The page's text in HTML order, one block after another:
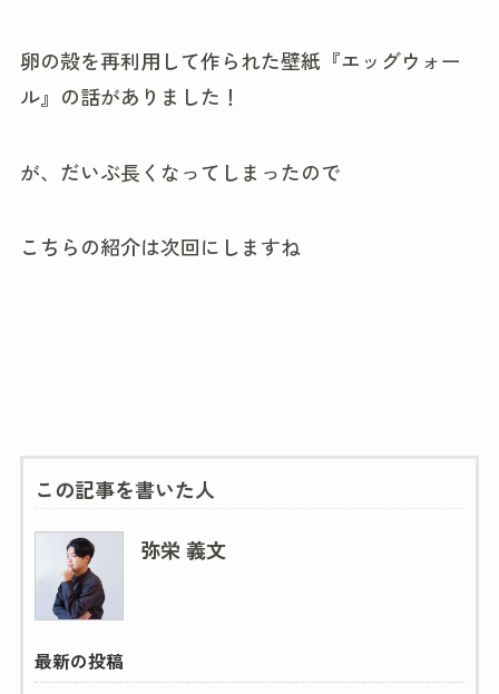
卵の殻を再利用して作られた壁紙『エッグウォー
ル』の話がありました！
が、だいぶ長くなってしまったので
こちらの紹介は次回にしますね
この記事を書いた人
弥栄 義文
最新の投稿